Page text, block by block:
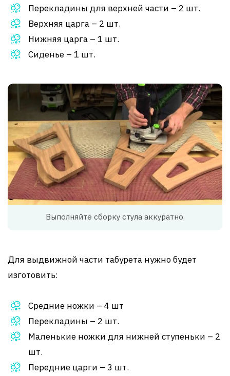
Перекладины для верхней части – 2 шт.
Верхняя царга – 2 шт.
Нижняя царга – 1 шт.
Сиденье – 1 шт.
Выполняйте сборку стула аккуратно.
Для выдвижной части табурета нужно будет
изготовить:
Средние ножки – 4 шт
Перекладины – 2 шт.
Маленькие ножки для нижней ступеньки – 2
шт.
Передние царги – 3 шт.